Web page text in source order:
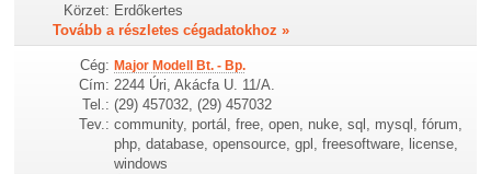
Körzet: Erdőkertes
Tovább a részletes cégadatokhoz »
Cég: Major Modell Bt. - Bp.
Cím: 2244 Úri, Akácfa U. 11/A.
Tel.: (29) 457032, (29) 457032
Tev.: community, portál, free, open, nuke, sql, mysql, fórum,
php, database, opensource, gpl, freesoftware, license,
windows